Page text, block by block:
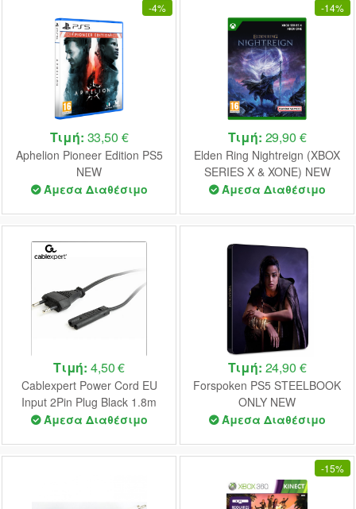
-4%
Τιμή: 33,50 €
Aphelion Pioneer Edition PS5
NEW
Άμεσα Διαθέσιμο
-14%
Τιμή: 29,90 €
Elden Ring Nightreign (XBOX
SERIES X & XONE) NEW
Άμεσα Διαθέσιμο
Τιμή: 4,50 €
Cablexpert Power Cord EU
Input 2Pin Plug Black 1.8m
Άμεσα Διαθέσιμο
Τιμή: 24,90 €
Forspoken PS5 STEELBOOK
ONLY NEW
Άμεσα Διαθέσιμο
-15%